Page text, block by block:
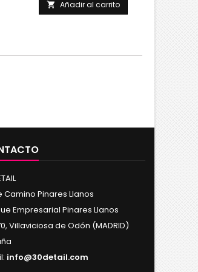
 Añadir al carrito
Camino Pinares Llanos
Empresarial Pinares Llanos
Villaviciosa de Odón (MADRID)
info@30detail.com